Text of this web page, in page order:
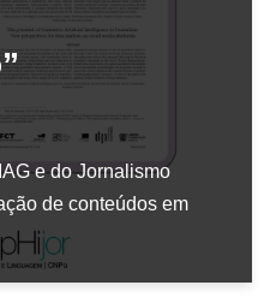
e do Jornalismo
de conteúdos em